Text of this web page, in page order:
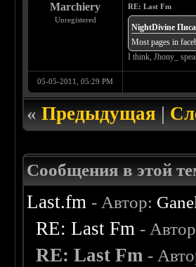
Marchiery
Unregistered
RE: Last Fm
NightDivine
Most pages in
I think, Jhony_
05-05-2011, 05:29 PM
«Предыдущая|
Сообщения в этой
Last.fm - Автор:
RE: Last Fm -
RE: Last Fm -